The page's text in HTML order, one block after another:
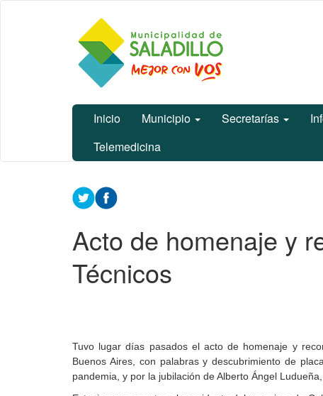
Municipalidad
de Saladillo
Inicio Municipio Secretarías
Telemedicina
Contenido
principal
Acto de homenaje y
Técnicos
Tuvo lugar días pasados el acto de homenaje y
Buenos Aires, con palabras y descubrimiento de
pandemia, y por la jubilación de Alberto Ángel